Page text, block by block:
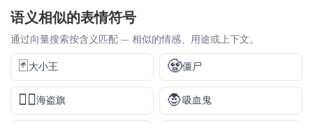
语义相似的表情符号
通过向量搜索按含义匹配 — 相似的情感、用途或上下文。
🃏大小王 🧟僵尸
🏴‍☠️海盗旗 🧛吸血鬼